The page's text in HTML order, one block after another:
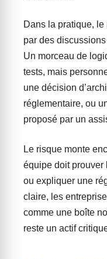
Dans la pratique, le
par des
Un morceau de
tests, mais
une décision
réglementaire, ou
proposé par un
Le risque monte
équipe doit prouver
ou expliquer une
claire, les
comme une boîte
reste un actif